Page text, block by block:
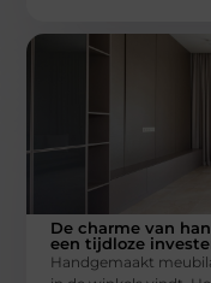
De charme van
een tijdloze
Handgemaakt